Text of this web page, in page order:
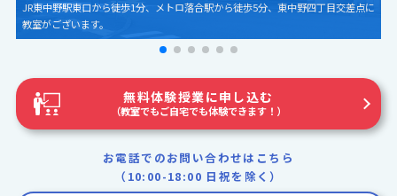
初心者から上級者まで楽しいレッスンです。
無料体験授業に申し込む
（教室でもご自宅でも体験できます！）
お電話でのお問い合わせはこちら
（10:00-18:00 日祝を除く）